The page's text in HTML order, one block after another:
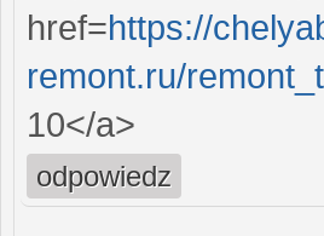
href=https://
remont.ru/
10</a>
odpowiedz